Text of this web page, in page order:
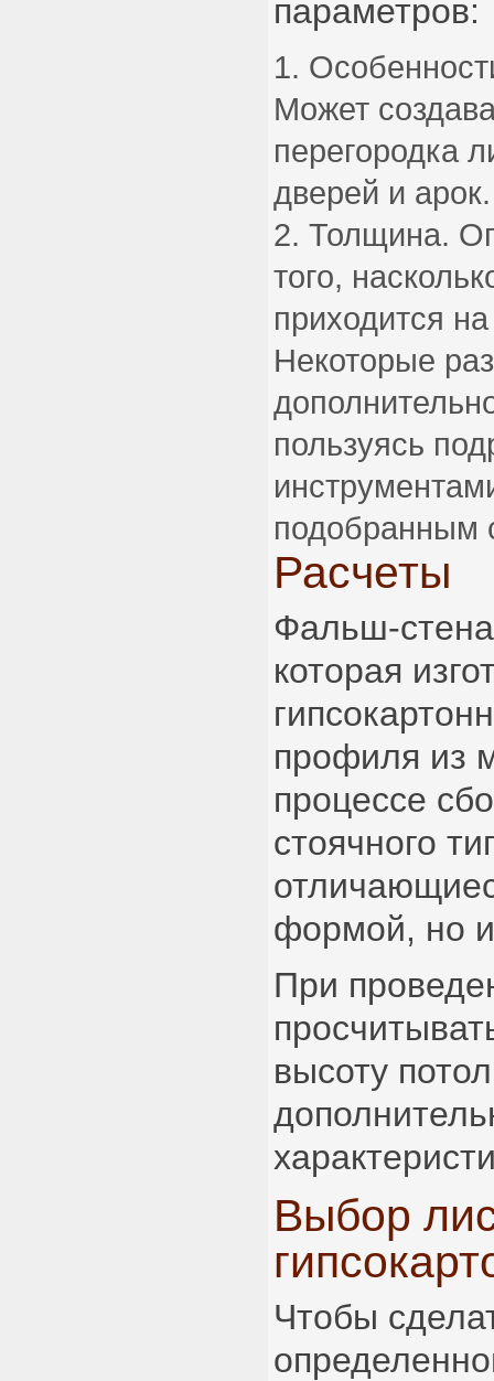
параметров:
Может
перегородка
дверей и арок.
Толщина.
того,
приходится
Некоторые
пользуясь
подобранным
Расчеты
Фальш-стена
которая
профиля из
процессе
стоячного
формой, но
При
высоту
Выбор
Чтобы